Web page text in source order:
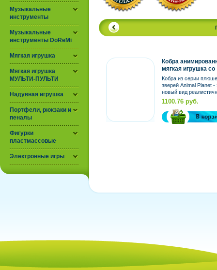
Музыкальные
инструменты
Музыкальные
инструменты DoReMi
Мягкая игрушка
Мягкая игрушка
МУЛЬТИ-ПУЛЬТИ
Надувная игрушка
Портфели, рюкзаки и
пеналы
Фигурки
пластмассовые
Электронные игры
Кобра
мягкая игрушка со
звуковыми и
световыми
эффектами, 101
Кобра из серии
зверей Animal Planet -
новый вид
мягких игрушек не
похожих на другие....
1100.76 руб.